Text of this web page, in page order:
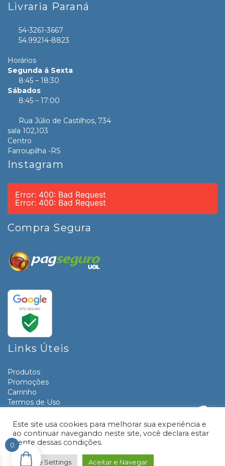
Livraria Paraná
54-3261-3667
54.99214-8823
Horários
Segunda á Sexta
8:45 – 18:30
Sábados
8:45 – 17:00
Rua Júlio de Castilhos, 734
sala 102,103
Centro
Farroupilha -RS
Instagram
Error: 400: Bad Request
Error: 400: Bad Request
Compra Segura
Links Úteis
Produtos
Promoções
Carrinho
Termos de Uso
Contato
© 2026 Livraria e Papelaria Paraná | Desenvolvido por:
Este site usa cookies para melhorar sua experiência e
ao continuar navegando neste site, você declara estar
ciente dessas condições.
Cookie Settings Aceitar e Navegar
0